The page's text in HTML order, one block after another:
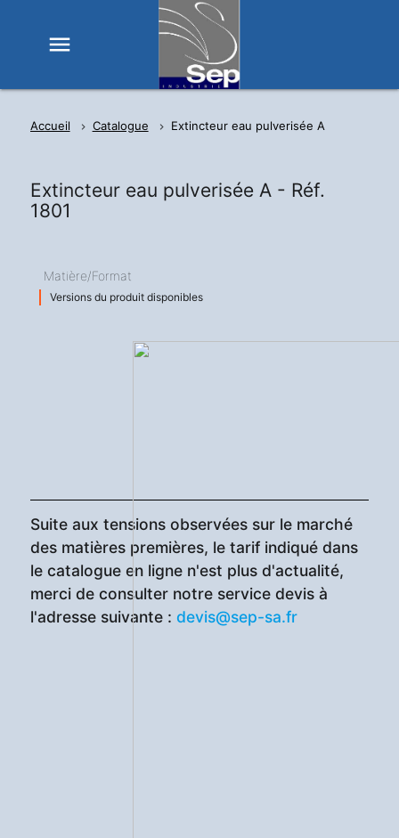
menu
Accueil Catalogue Extincteur eau pulverisée A
Extincteur eau pulverisée A - Réf.
1801
Matière/Format
Versions du produit disponibles
Suite aux tensions observées sur le marché
des matières premières, le tarif indiqué dans
le catalogue en ligne n'est plus d'actualité,
merci de consulter notre service devis à
l'adresse suivante : devis@sep-sa.fr